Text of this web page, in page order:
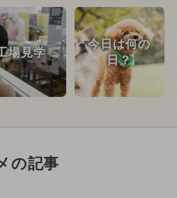
場見学
今日は何の
日？
の記事